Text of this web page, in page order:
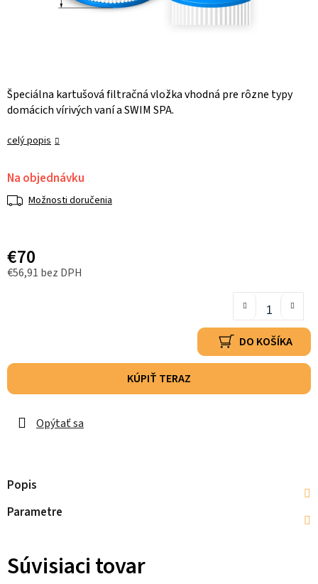
Špeciálna kartušová filtračná vložka vhodná pre rôzne typy
domácich vírivých vaní a SWIM SPA.
celý popis
Na objednávku
Možnosti doručenia
€70
€56,91 bez DPH
DO KOŠÍKA
KÚPIŤ TERAZ
Opýtať sa
Popis
Parametre
Súvisiaci tovar